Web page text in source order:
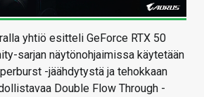
yhtiö esitteli GeForce RTX 50
sarjan näytönohjaimissa käytetään
-jäähdytystä ja tehokkaan
Double Flow Through -